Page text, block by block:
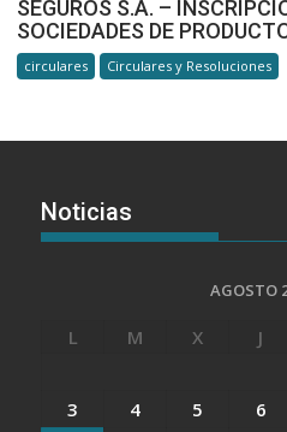
SEGUROS S.A. –
SOCIEDADES DE
circulares Circulares y Resoluciones
Noticias
AGOSTO
L M X J
3
4 5 6